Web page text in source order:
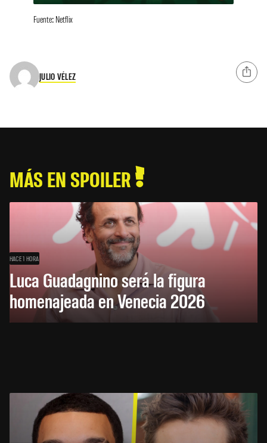
Fuente: Netflix
JULIO VÉLEZ
MÁS EN SPOILER
HACE 1 HORA
Luca Guadagnino será la figura
homenajeada en Venecia 2026